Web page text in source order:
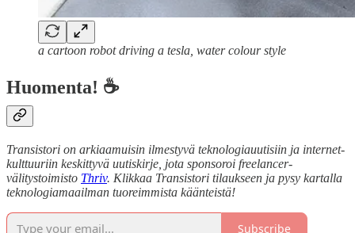
a cartoon robot driving a tesla, water colour style
Huomenta! ☕
Transistori on arkiaamuisin ilmestyvä teknologiauutisiin ja internet-
kulttuuriin keskittyvä uutiskirje, jota sponsoroi freelancer-
välitystoimisto Thriv. Klikkaa Transistori tilaukseen ja pysy kartalla
teknologiamaailman tuoreimmista käänteistä!
Subscribe